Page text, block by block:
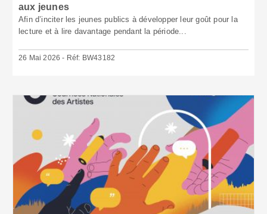
aux jeunes
Afin d’inciter les jeunes publics à développer leur goût pour la
lecture et à lire davantage pendant la période...
26 Mai 2026 - Réf: BW43182